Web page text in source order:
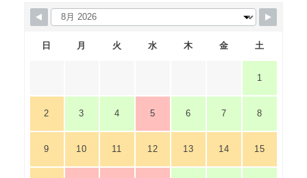
日 月 火 水 木 金 土
1
2 3 4 5 6 7 8
9 10 11 12 13 14 15